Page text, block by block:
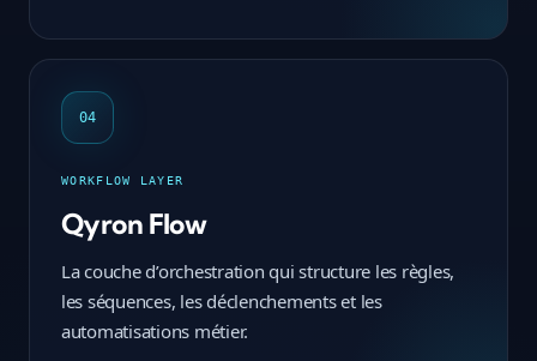
04
WORKFLOW LAYER
Qyron Flow
La couche d’orchestration qui structure les règles,
les séquences, les déclenchements et les
automatisations métier.